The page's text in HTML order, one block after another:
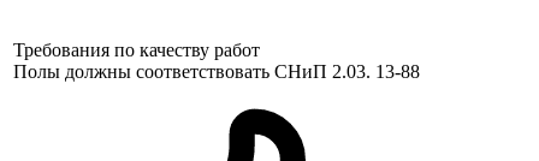
Требования по качеству работ
Полы должны соответствовать СНиП 2.03. 13-88